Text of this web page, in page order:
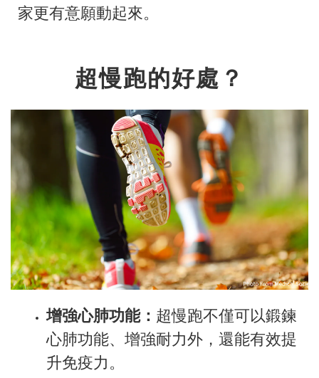
家更有意願動起來。
超慢跑的好處？
增強心肺功能： 超慢跑不僅可以鍛鍊
心肺功能、增強耐力外，還能有效提
升免疫力。